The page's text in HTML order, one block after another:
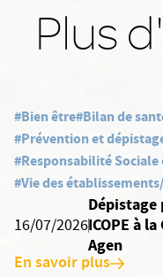
Plus
#Bien être#Bilan de
#Prévention et
#Responsabilité Sociale
#Vie des
16/07/2026
Dépistage
ICOPE à
Agen
En savoir plus